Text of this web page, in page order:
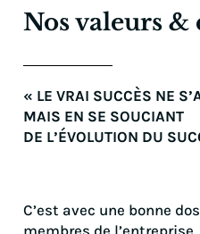
Nos valeurs &
« LE VRAI SUCCÈS NE
MAIS EN SE SOUCIANT
DE L’ÉVOLUTION DU
C’est avec une bonne